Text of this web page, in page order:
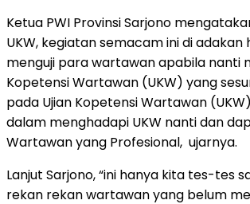
Ketua PWI Provinsi Sarjono
UKW, kegiatan semacam ini di adakan
menguji para wartawan apabila nanti
Kopetensi Wartawan (UKW) yang
pada Ujian Kopetensi Wartawan
dalam menghadapi UKW nanti dan
Wartawan yang Profesional, ujarnya.
Lanjut Sarjono, “ini hanya kita tes-tes
rekan rekan wartawan yang belum